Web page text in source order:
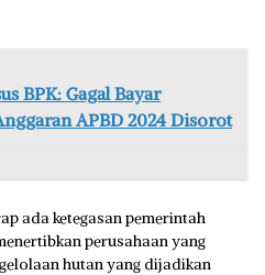
BPK: Gagal Bayar
APBD 2024 Disorot
ada ketegasan pemerintah
perusahaan yang
hutan yang dijadikan